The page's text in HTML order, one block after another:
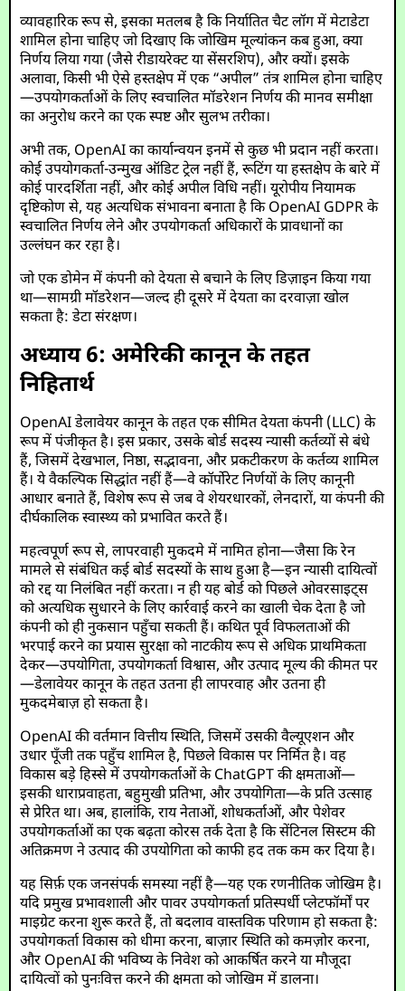
व्यावहारिक रूप से, इसका मतलब है कि निर्यातित चैट लॉग में मेटाडेटा
शामिल होना चाहिए जो दिखाए कि जोखिम मूल्यांकन कब हुआ, क्या
निर्णय लिया गया (जैसे रीडायरेक्ट या सेंसरशिप), और क्यों। इसके
अलावा, किसी भी ऐसे हस्तक्षेप में एक “अपील” तंत्र शामिल होना चाहिए
—उपयोगकर्ताओं के लिए स्वचालित मॉडरेशन निर्णय की मानव समीक्षा
का अनुरोध करने का एक स्पष्ट और सुलभ तरीका।
अभी तक, OpenAI का कार्यान्वयन इनमें से कुछ भी प्रदान नहीं करता।
कोई उपयोगकर्ता-उन्मुख ऑडिट ट्रेल नहीं हैं, रूटिंग या हस्तक्षेप के बारे में
कोई पारदर्शिता नहीं, और कोई अपील विधि नहीं। यूरोपीय नियामक
दृष्टिकोण से, यह अत्यधिक संभावना बनाता है कि OpenAI GDPR के
स्वचालित निर्णय लेने और उपयोगकर्ता अधिकारों के प्रावधानों का
उल्लंघन कर रहा है।
जो एक डोमेन में कंपनी को देयता से बचाने के लिए डिज़ाइन किया गया
था—सामग्री मॉडरेशन—जल्द ही दूसरे में देयता का दरवाज़ा खोल
सकता है: डेटा संरक्षण।
अध्याय 6: अमेरिकी कानून के तहत
निहितार्थ
OpenAI डेलावेयर कानून के तहत एक सीमित देयता कंपनी (LLC) के
रूप में पंजीकृत है। इस प्रकार, उसके बोर्ड सदस्य न्यासी कर्तव्यों से बंधे
हैं, जिसमें देखभाल, निष्ठा, सद्भावना, और प्रकटीकरण के कर्तव्य शामिल
हैं। ये वैकल्पिक सिद्धांत नहीं हैं—वे कॉर्पोरेट निर्णयों के लिए कानूनी
आधार बनाते हैं, विशेष रूप से जब वे शेयरधारकों, लेनदारों, या कंपनी की
दीर्घकालिक स्वास्थ्य को प्रभावित करते हैं।
महत्वपूर्ण रूप से, लापरवाही मुकदमे में नामित होना—जैसा कि रेन
मामले से संबंधित कई बोर्ड सदस्यों के साथ हुआ है—इन न्यासी दायित्वों
को रद्द या निलंबित नहीं करता। न ही यह बोर्ड को पिछले ओवरसाइट्स
को अत्यधिक सुधारने के लिए कार्रवाई करने का खाली चेक देता है जो
कंपनी को ही नुकसान पहुँचा सकती हैं। कथित पूर्व विफलताओं की
भरपाई करने का प्रयास सुरक्षा को नाटकीय रूप से अधिक प्राथमिकता
देकर—उपयोगिता, उपयोगकर्ता विश्वास, और उत्पाद मूल्य की कीमत पर
—डेलावेयर कानून के तहत उतना ही लापरवाह और उतना ही
मुकदमेबाज़ हो सकता है।
OpenAI की वर्तमान वित्तीय स्थिति, जिसमें उसकी वैल्यूएशन और
उधार पूँजी तक पहुँच शामिल है, पिछले विकास पर निर्मित है। वह
विकास बड़े हिस्से में उपयोगकर्ताओं के ChatGPT की क्षमताओं—
इसकी धाराप्रवाहता, बहुमुखी प्रतिभा, और उपयोगिता—के प्रति उत्साह
से प्रेरित था। अब, हालांकि, राय नेताओं, शोधकर्ताओं, और पेशेवर
उपयोगकर्ताओं का एक बढ़ता कोरस तर्क देता है कि सेंटिनल सिस्टम की
अतिक्रमण ने उत्पाद की उपयोगिता को काफी हद तक कम कर दिया है।
यह सिर्फ़ एक जनसंपर्क समस्या नहीं है—यह एक रणनीतिक जोखिम है।
यदि प्रमुख प्रभावशाली और पावर उपयोगकर्ता प्रतिस्पर्धी प्लेटफॉर्मों पर
माइग्रेट करना शुरू करते हैं, तो बदलाव वास्तविक परिणाम हो सकता है:
उपयोगकर्ता विकास को धीमा करना, बाज़ार स्थिति को कमज़ोर करना,
और OpenAI की भविष्य के निवेश को आकर्षित करने या मौजूदा
दायित्वों को पुनःवित्त करने की क्षमता को जोखिम में डालना।